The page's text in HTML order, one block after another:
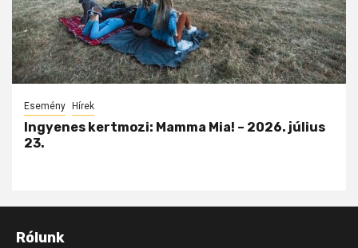
Esemény Hírek
Ingyenes kertmozi: Mamma Mia! – 2026. július
23.
Rólunk